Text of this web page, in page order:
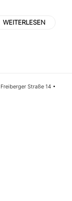
WEITERLESEN
Straße 14 •